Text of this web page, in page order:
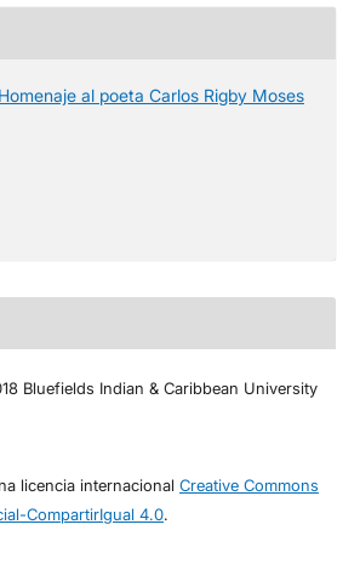
al poeta Carlos Rigby Moses
Bluefields Indian & Caribbean University
licencia internacional Creative Commons
CompartirIgual 4.0.